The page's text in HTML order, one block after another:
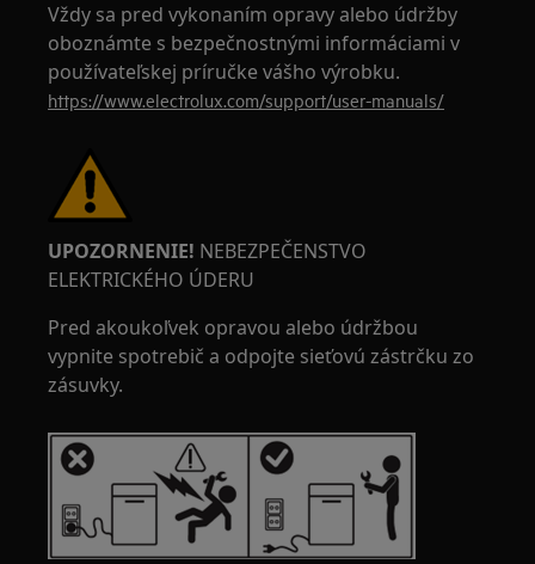
Vždy sa pred vykonaním opravy alebo údržby
oboznámte s bezpečnostnými informáciami v
používateľskej príručke vášho výrobku.
https://www.electrolux.com/support/user-manuals/
UPOZORNENIE! NEBEZPEČENSTVO
ELEKTRICKÉHO ÚDERU
Pred akoukoľvek opravou alebo údržbou
vypnite spotrebič a odpojte sieťovú zástrčku zo
zásuvky.